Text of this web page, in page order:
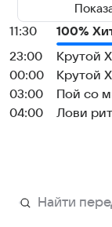
11:30
100%
23:00
Крутой
00:00
Крутой
03:00
Пой со
04:00
Лови